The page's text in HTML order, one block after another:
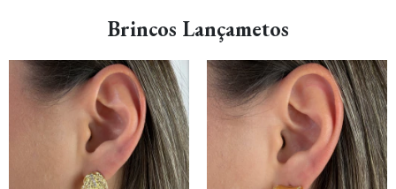
Brincos Lançametos